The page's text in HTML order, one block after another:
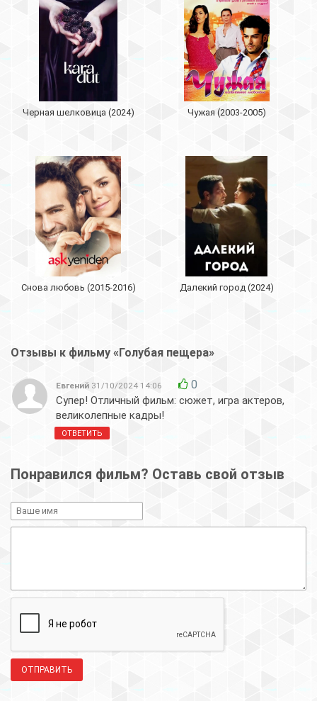
Черная шелковица (2024) Чужая (2003-2005)
Снова любовь (2015-2016) Далекий город (2024)
Отзывы к фильму «Голубая пещера»
Евгений 31/10/2024 14:06 0
Супер! Отличный фильм: сюжет, игра актеров,
великолепные кадры!
ОТВЕТИТЬ
Понравился фильм? Оставь свой отзыв
ОТПРАВИТЬ